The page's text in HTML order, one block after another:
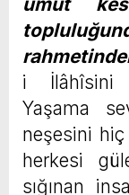
i İlâhîsini
Yaşama
neşesini
herkesi
sığınan